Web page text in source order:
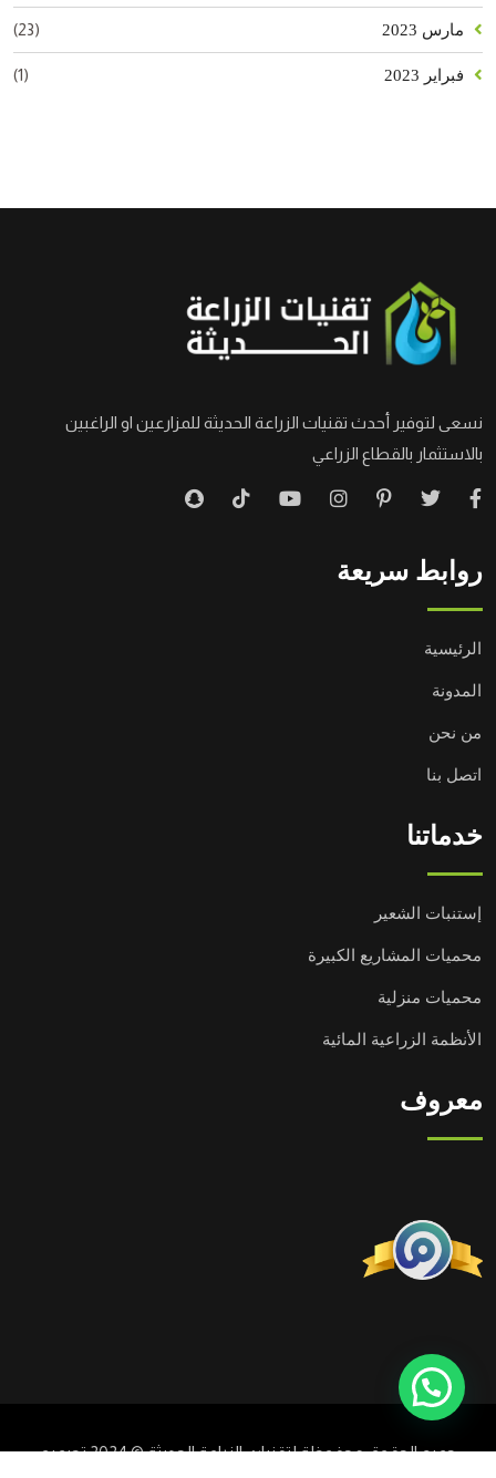
مارس 2023 (23)
فبراير 2023 (1)
نسعى لتوفير أحدث تقنيات الزراعة الحديثة للمزارعين او الراغبين
بالاستثمار بالقطاع الزراعي
روابط سريعة
الرئيسية
المدونة
من نحن
اتصل بنا
خدماتنا
إستنبات الشعير
محميات المشاريع الكبيرة
محميات منزلية
الأنظمة الزراعية المائية
معروف
جميع الحقوق محفوظة لتقنيات الزراعة الحديثة © 2024 تصميم